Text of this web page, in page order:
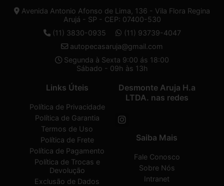
Avenida Antonio Afonso de Lima, 136 - Vila Flora Regina
Arujá - SP - CEP: 07400-530
(11) 3830-0935
(11) 93739-4047
autopecasaruja@gmail.com
Segunda à Sexta 9:00 ás 18:00
Sábado - 09h às 13h
Links Úteis
Política de Privacidade
Política de Garantia
Termos de Uso
Política de Frete
Política de Pagamento
Política de Trocas e
Devolução
Exclusão de Dados
Desmonte Aruja H.a
LTDA. nas redes
Saiba Mais
Fale Conosco
Sobre Nós
Intranet